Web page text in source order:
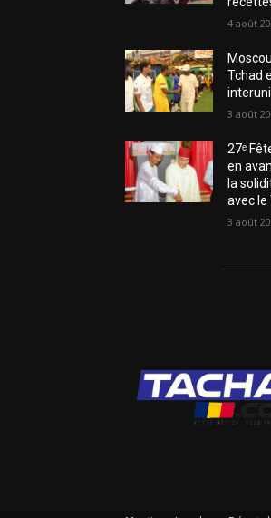
4 août
Tchad
3 août
27ᵉ
en
la
avec le
3 août